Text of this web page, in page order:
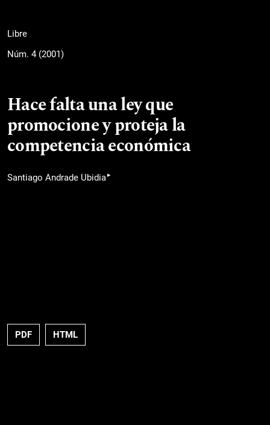
Libre
Núm. 4 (2001)
Hace falta una ley que
promocione y proteja la
competencia económica
Santiago Andrade Ubidia▸
PDF HTML